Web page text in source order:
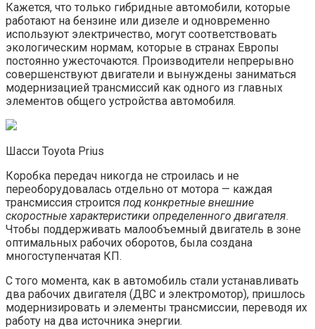
Кажется, что только гибридные автомобили, которые
работают на бензине или дизеле и одновременно
используют электричество, могут соответствовать
экологическим нормам, которые в странах Европы
постоянно ужесточаются. Производители непрерывно
совершенствуют двигатели и вынуждены заниматься
модернизацией трансмиссий как одного из главных
элементов общего устройства автомобиля.
Шасси Toyota Prius
Коробка передач никогда не строилась и не
переоборудовалась отдельно от мотора — каждая
трансмиссия строится под конкретные внешние
скоростные характеристики определенного двигателя.
Чтобы поддерживать малообъемный двигатель в зоне
оптимальных рабочих оборотов, была создана
многоступенчатая КП.
С того момента, как в автомобиль стали устанавливать
два рабочих двигателя (ДВС и электромотор), пришлось
модернизировать и элементы трансмиссии, переводя их
работу на два источника энергии.